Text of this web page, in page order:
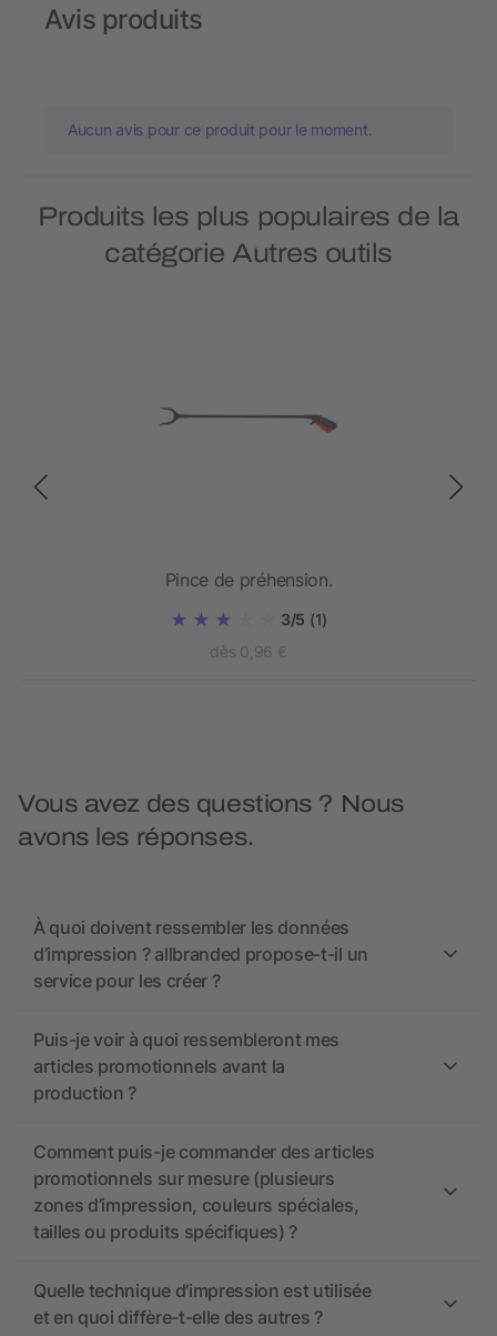
Avis produits
Aucun avis pour ce produit pour le moment.
Produits les plus populaires de la
catégorie Autres outils
Pince de préhension.
3/5 (1)
dès 0,96 €
Vous avez des questions ? Nous
avons les réponses.
À quoi doivent ressembler les données
d’impression ? allbranded propose-t-il un
service pour les créer ?
Puis-je voir à quoi ressembleront mes
articles promotionnels avant la
production ?
Comment puis-je commander des articles
promotionnels sur mesure (plusieurs
zones d’impression, couleurs spéciales,
tailles ou produits spécifiques) ?
Quelle technique d’impression est utilisée
et en quoi diffère-t-elle des autres ?